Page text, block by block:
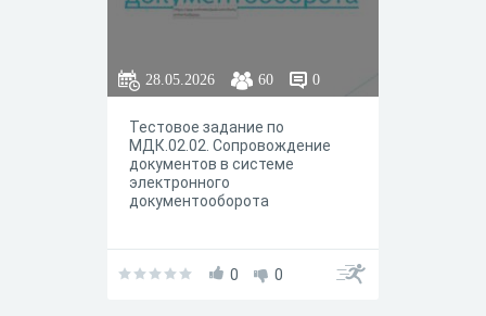
28.05.2026 60 0
Тестовое задание по
МДК.02.02. Сопровождение
документов в системе
электронного
документооборота
0 0